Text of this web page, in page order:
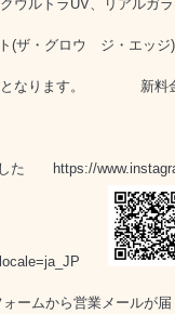
ウルトラUV、リアルガ
(ザ・グロウ ジ・エッジ
となります。 新料金
した https://
locale=ja_JP
ームから営業メールが届